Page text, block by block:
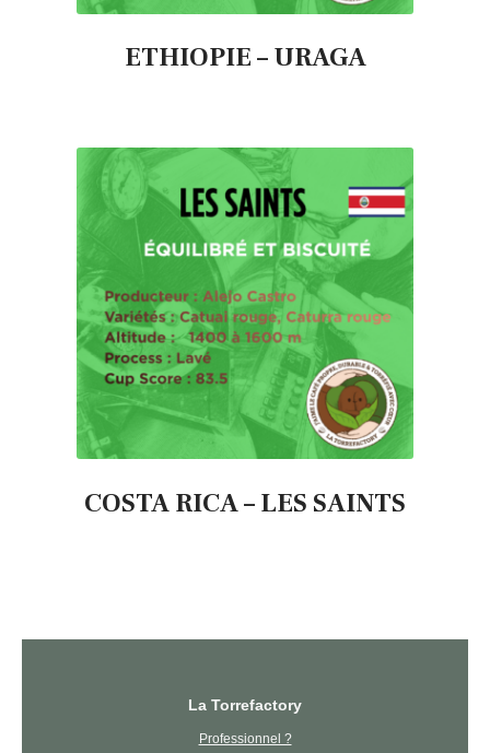
ETHIOPIE – URAGA
COSTA RICA – LES SAINTS
La Torrefactory
Professionnel ?